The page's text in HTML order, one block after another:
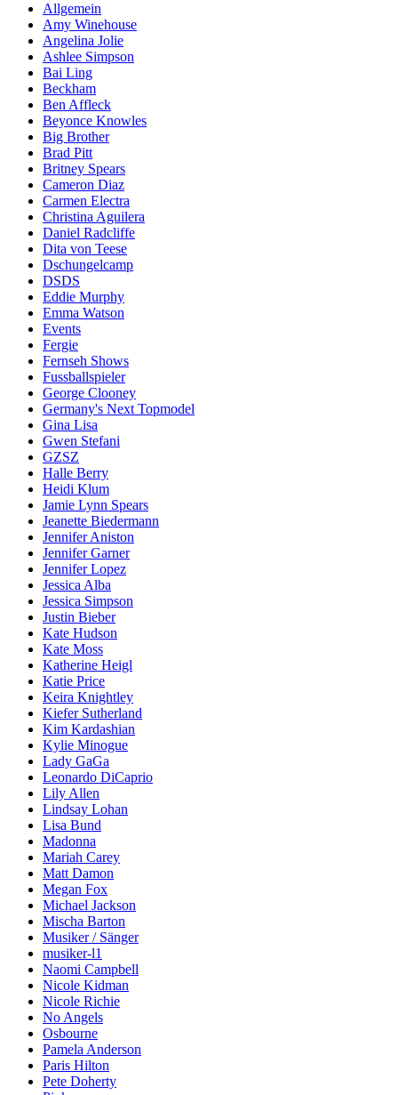
Allgemein
Amy Winehouse
Angelina Jolie
Ashlee Simpson
Bai Ling
Beckham
Ben Affleck
Beyonce Knowles
Big Brother
Brad Pitt
Britney Spears
Cameron Diaz
Carmen Electra
Christina Aguilera
Daniel Radcliffe
Dita von Teese
Dschungelcamp
DSDS
Eddie Murphy
Emma Watson
Events
Fergie
Fernseh Shows
Fussballspieler
George Clooney
Germany's Next Topmodel
Gina Lisa
Gwen Stefani
GZSZ
Halle Berry
Heidi Klum
Jamie Lynn Spears
Jeanette Biedermann
Jennifer Aniston
Jennifer Garner
Jennifer Lopez
Jessica Alba
Jessica Simpson
Justin Bieber
Kate Hudson
Kate Moss
Katherine Heigl
Katie Price
Keira Knightley
Kiefer Sutherland
Kim Kardashian
Kylie Minogue
Lady GaGa
Leonardo DiCaprio
Lily Allen
Lindsay Lohan
Lisa Bund
Madonna
Mariah Carey
Matt Damon
Megan Fox
Michael Jackson
Mischa Barton
Musiker / Sänger
musiker-l1
Naomi Campbell
Nicole Kidman
Nicole Richie
No Angels
Osbourne
Pamela Anderson
Paris Hilton
Pete Doherty